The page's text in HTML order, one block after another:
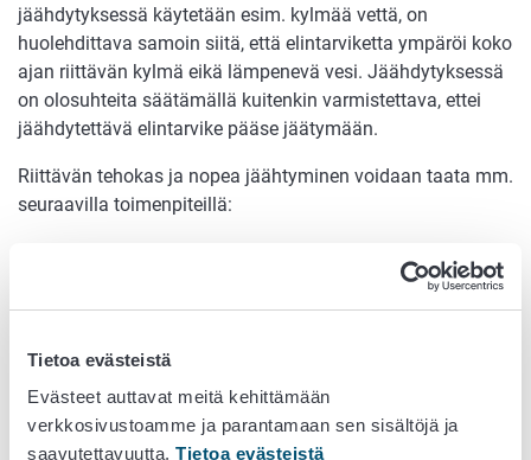
Tietoa evästeistä
Evästeet auttavat meitä kehittämään
verkkosivustoamme ja parantamaan sen sisältöjä ja
saavutettavuutta. Tietoa evästeistä
jäähdytyksessä käytetään esim. kylmää vettä, on
huolehdittava samoin siitä, että elintarviketta ympäröi koko
ajan riittävän kylmä eikä lämpenevä vesi. Jäähdytyksessä
on olosuhteita säätämällä kuitenkin varmistettava, ettei
jäähdytettävä elintarvike pääse jäätymään.
Riittävän tehokas ja nopea jäähtyminen voidaan taata mm.
seuraavilla toimenpiteillä:
pienennetään pilkkomalla, viipaloimalla tai jakamalla
ruoka useampaan matalaan astiaan.
jäähtyminen. Ruokakerroksen paksuus tulisi
jäähdytyksessä olla alle 10 cm, mieluummin n. 5 cm.
Mikäli ruoka on tiiviisti suljetussa astiassa, upotetaan
astia jääpaloja sisältävään kylmään veteen tai